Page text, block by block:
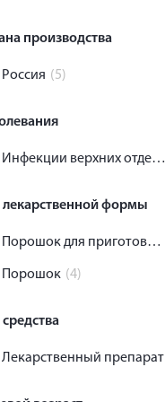
производства
Россия (5)
Инфекции верхних отделов дыхательных путей
лекарственной формы
Порошок для приготовления раствора
Порошок (4)
средства
Лекарственный препарат